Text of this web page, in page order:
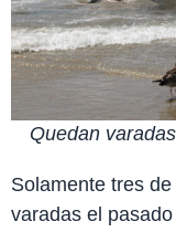
Quedan
Solamente tres
varadas el